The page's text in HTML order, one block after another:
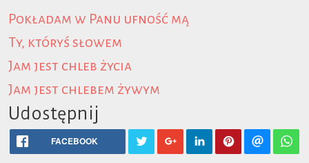
Pokładam w Panu ufność mą
Ty, któryś słowem
Jam jest chleb życia
Jam jest chlebem żywym
Udostępnij
FACEBOOK